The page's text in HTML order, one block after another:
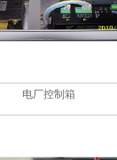
电厂控制箱